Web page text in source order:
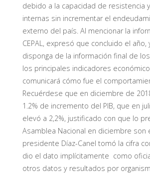
debido a la capacidad de resistencia
internas sin incrementar el
externo del país. Al mencionar la
CEPAL, expresó que concluido el año,
disponga de la información final de
los principales indicadores
comunicará cómo fue el
Recuérdese que en diciembre de
1.2% de incremento del PIB, que en
elevó a 2,2%, justificado con que lo
Asamblea Nacional en diciembre son
presidente Díaz-Canel tomó la cifra
dio el dato implícitamente como
otros datos y resultados por